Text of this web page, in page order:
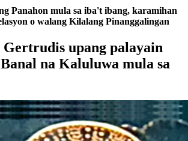
Panahon mula sa iba't ibang, karamihan
o walang Kilalang Pinanggalingan
Gertrudis upang palayain
na Kaluluwa mula sa